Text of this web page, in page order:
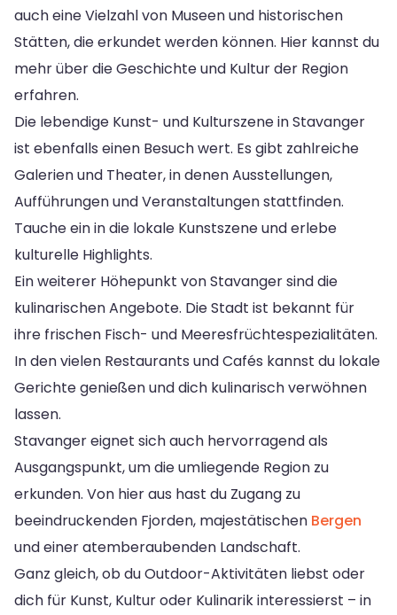
auch eine Vielzahl von Museen und historischen
Stätten, die erkundet werden können. Hier kannst du
mehr über die Geschichte und Kultur der Region
erfahren.
Die lebendige Kunst- und Kulturszene in Stavanger
ist ebenfalls einen Besuch wert. Es gibt zahlreiche
Galerien und Theater, in denen Ausstellungen,
Aufführungen und Veranstaltungen stattfinden.
Tauche ein in die lokale Kunstszene und erlebe
kulturelle Highlights.
Ein weiterer Höhepunkt von Stavanger sind die
kulinarischen Angebote. Die Stadt ist bekannt für
ihre frischen Fisch- und Meeresfrüchtespezialitäten.
In den vielen Restaurants und Cafés kannst du lokale
Gerichte genießen und dich kulinarisch verwöhnen
lassen.
Stavanger eignet sich auch hervorragend als
Ausgangspunkt, um die umliegende Region zu
erkunden. Von hier aus hast du Zugang zu
beeindruckenden Fjorden, majestätischen Bergen
und einer atemberaubenden Landschaft.
Ganz gleich, ob du Outdoor-Aktivitäten liebst oder
dich für Kunst, Kultur oder Kulinarik interessierst – in